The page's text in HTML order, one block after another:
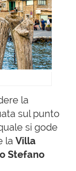
la
sul punto
si gode
la Villa
Stefano